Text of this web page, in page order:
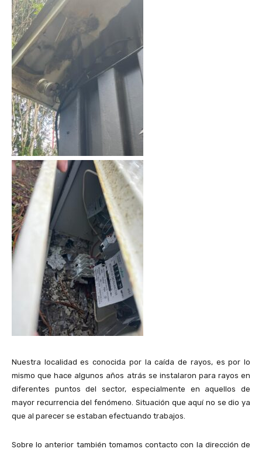
Nuestra localidad es conocida por la caída de rayos, es por lo
mismo que hace algunos años atrás se instalaron para rayos en
diferentes puntos del sector, especialmente en aquellos de
mayor recurrencia del fenómeno. Situación que aquí no se dio ya
que al parecer se estaban efectuando trabajos.
Sobre lo anterior también tomamos contacto con la dirección de